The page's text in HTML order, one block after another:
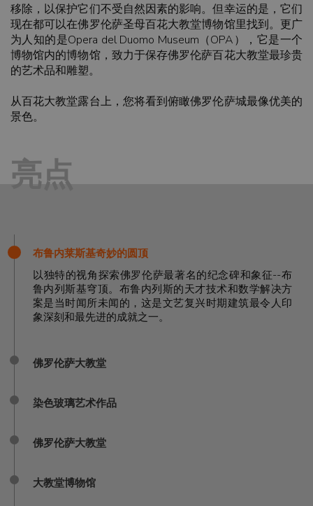
移除，以保护它们不受自然因素的影响。但幸运的是，它们
现在都可以在佛罗伦萨圣母百花大教堂博物馆里找到。更广
为人知的是Opera del Duomo Museum（OPA），它是一个
博物馆内的博物馆，致力于保存佛罗伦萨百花大教堂最珍贵
的艺术品和雕塑。
从百花大教堂露台上，您将看到俯瞰佛罗伦萨城最像优美的
景色。
亮点
布鲁内莱斯基奇妙的圆顶
以独特的视角探索佛罗伦萨最著名的纪念碑和象征--布
鲁内列斯基穹顶。布鲁内列斯的天才技术和数学解决方
案是当时闻所未闻的，这是文艺复兴时期建筑最令人印
象深刻和最先进的成就之一。
佛罗伦萨大教堂
染色玻璃艺术作品
佛罗伦萨大教堂
大教堂博物馆